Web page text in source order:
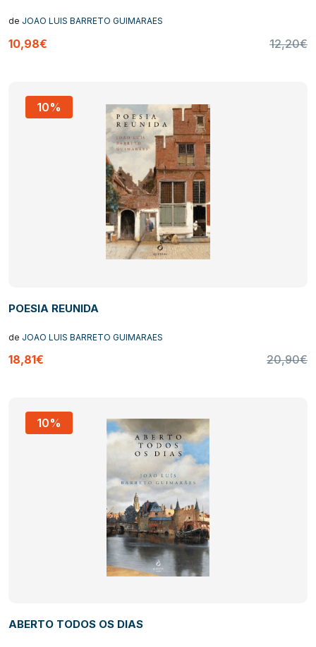
de JOAO LUIS BARRETO GUIMARAES
10,98€ 12,20€
10%
POESIA REUNIDA
de JOAO LUIS BARRETO GUIMARAES
18,81€ 20,90€
10%
ABERTO TODOS OS DIAS